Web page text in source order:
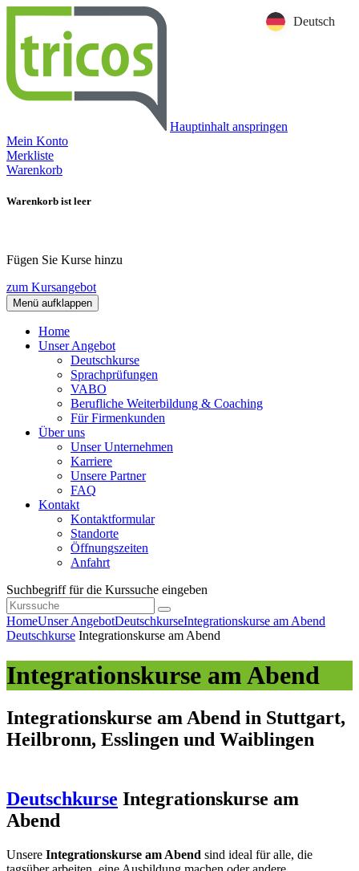
Hauptinhalt anspringen
Mein Konto
Merkliste
Warenkorb
Warenkorb ist leer
Fügen Sie Kurse hinzu
zum Kursangebot
Menü aufklappen
Home
Unser Angebot
Deutschkurse
Sprachprüfungen
VABO
Berufliche Weiterbildung & Coaching
Für Firmenkunden
Über uns
Unser Unternehmen
Karriere
Unsere Partner
FAQ
Kontakt
Kontaktformular
Standorte
Öffnungszeiten
Anfahrt
Suchbegriff für die Kurssuche eingeben
HomeUnser AngebotDeutschkurseIntegrationskurse am Abend
Deutschkurse Integrationskurse am Abend
Integrationskurse am Abend
Integrationskurse am Abend in Stuttgart,
Heilbronn, Esslingen und Waiblingen
Deutschkurse Integrationskurse am
Abend
Unsere Integrationskurse am Abend sind ideal für alle, die
Deutsch